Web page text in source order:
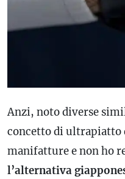
Anzi, noto diverse
concetto di ultrapiatto
manifatture e non ho
l’alternativa